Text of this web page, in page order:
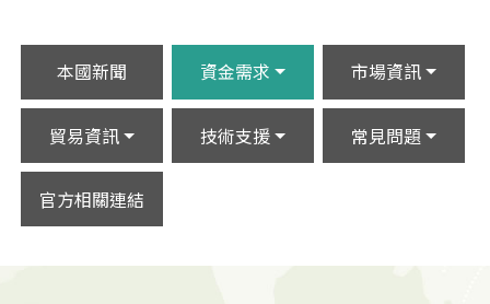
本國新聞 資金需求 市場資訊
貿易資訊 技術支援 常見問題
官方相關連結